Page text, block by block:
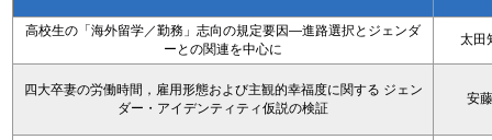
高校生の「海外留学／勤務」志向の規定要因―進路選択とジェンダ
ーとの関連を中心に
太田
四大卒妻の労働時間，雇用形態および主観的幸福度に関する ジェン
ダー・アイデンティティ仮説の検証
安